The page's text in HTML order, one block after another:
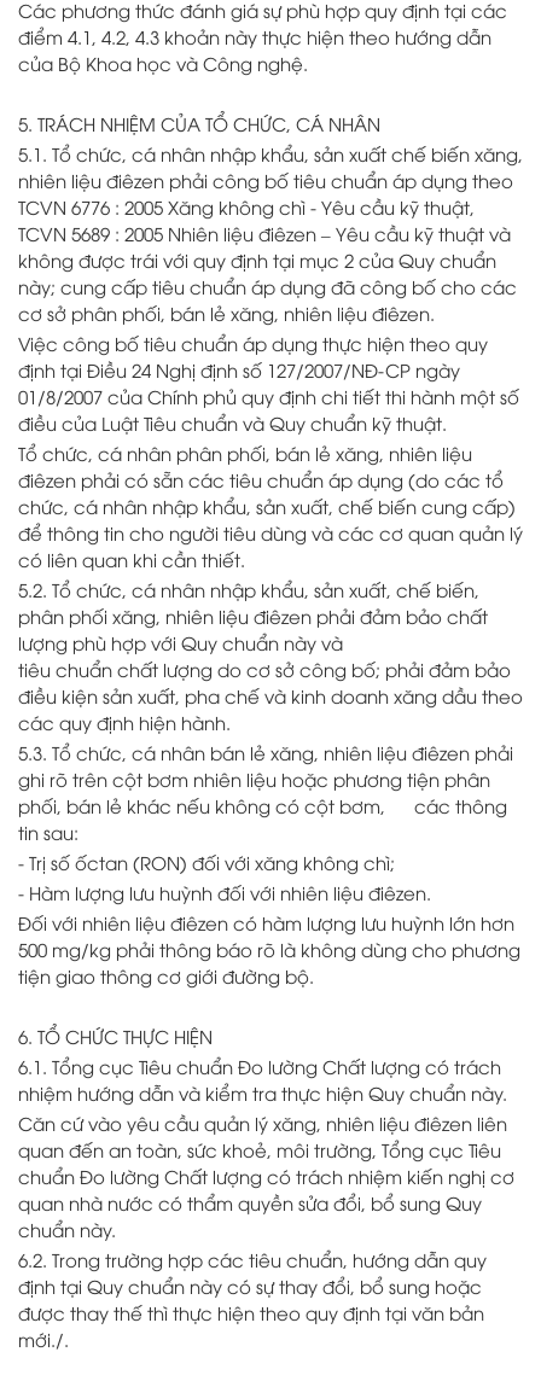
Các phương thức đánh giá sự phù hợp quy định tại các
điểm 4.1, 4.2, 4.3 khoản này thực hiện theo hướng dẫn
của Bộ Khoa học và Công nghệ.
5. TRÁCH NHIỆM CỦA TỔ CHỨC, CÁ NHÂN
5.1. Tổ chức, cá nhân nhập khẩu, sản xuất chế biến xăng,
nhiên liệu điêzen phải công bố tiêu chuẩn áp dụng theo
TCVN 6776 : 2005 Xăng không chì - Yêu cầu kỹ thuật,
TCVN 5689 : 2005 Nhiên liệu điêzen – Yêu cầu kỹ thuật và
không được trái với quy định tại mục 2 của Quy chuẩn
này; cung cấp tiêu chuẩn áp dụng đã công bố cho các
cơ sở phân phối, bán lẻ xăng, nhiên liệu điêzen.
Việc công bố tiêu chuẩn áp dụng thực hiện theo quy
định tại Điều 24 Nghị định số 127/2007/NĐ-CP ngày
01/8/2007 của Chính phủ quy định chi tiết thi hành một số
điều của Luật Tiêu chuẩn và Quy chuẩn kỹ thuật.
Tổ chức, cá nhân phân phối, bán lẻ xăng, nhiên liệu
điêzen phải có sẵn các tiêu chuẩn áp dụng (do các tổ
chức, cá nhân nhập khẩu, sản xuất, chế biến cung cấp)
để thông tin cho người tiêu dùng và các cơ quan quản lý
có liên quan khi cần thiết.
5.2. Tổ chức, cá nhân nhập khẩu, sản xuất, chế biến,
phân phối xăng, nhiên liệu điêzen phải đảm bảo chất
lượng phù hợp với Quy chuẩn này và
tiêu chuẩn chất lượng do cơ sở công bố; phải đảm bảo
điều kiện sản xuất, pha chế và kinh doanh xăng dầu theo
các quy định hiện hành.
5.3. Tổ chức, cá nhân bán lẻ xăng, nhiên liệu điêzen phải
ghi rõ trên cột bơm nhiên liệu hoặc phương tiện phân
phối, bán lẻ khác nếu không có cột bơm, các thông
tin sau:
- Trị số ốctan (RON) đối với xăng không chì;
- Hàm lượng lưu huỳnh đối với nhiên liệu điêzen.
Đối với nhiên liệu điêzen có hàm lượng lưu huỳnh lớn hơn
500 mg/kg phải thông báo rõ là không dùng cho phương
tiện giao thông cơ giới đường bộ.
6. TỔ CHỨC THỰC HIỆN
6.1. Tổng cục Tiêu chuẩn Đo lường Chất lượng có trách
nhiệm hướng dẫn và kiểm tra thực hiện Quy chuẩn này.
Căn cứ vào yêu cầu quản lý xăng, nhiên liệu điêzen liên
quan đến an toàn, sức khoẻ, môi trường, Tổng cục Tiêu
chuẩn Đo lường Chất lượng có trách nhiệm kiến nghị cơ
quan nhà nước có thẩm quyền sửa đổi, bổ sung Quy
chuẩn này.
6.2. Trong trường hợp các tiêu chuẩn, hướng dẫn quy
định tại Quy chuẩn này có sự thay đổi, bổ sung hoặc
được thay thế thì thực hiện theo quy định tại văn bản
mới./.